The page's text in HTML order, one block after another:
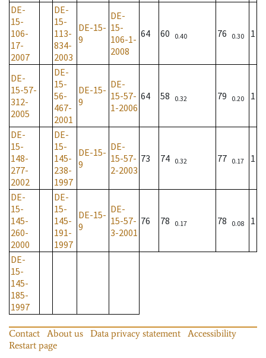
DE-
15-
106-
17-
2007
DE-
15-
113-
834-
2003
DE-15-
9
DE-
15-
106-1-
2008
64 60 0.40 76 0.30 1
DE-
15-57-
312-
2005
DE-
15-
56-
467-
2001
DE-15-
9
DE-
15-57-
1-2006
64 58 0.32 79 0.20 1
DE-
15-
148-
277-
2002
DE-
15-
145-
238-
1997
DE-15-
9
DE-
15-57-
2-2003
73 74 0.32 77 0.17 1
DE-
15-
145-
260-
2000
DE-
15-
145-
191-
1997
DE-15-
9
DE-
15-57-
3-2001
76 78 0.17 78 0.08 1
DE-
15-
145-
185-
1997
Contact About us Data privacy statement
Accessibility
Restart page